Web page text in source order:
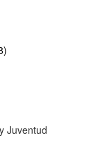
Juventud